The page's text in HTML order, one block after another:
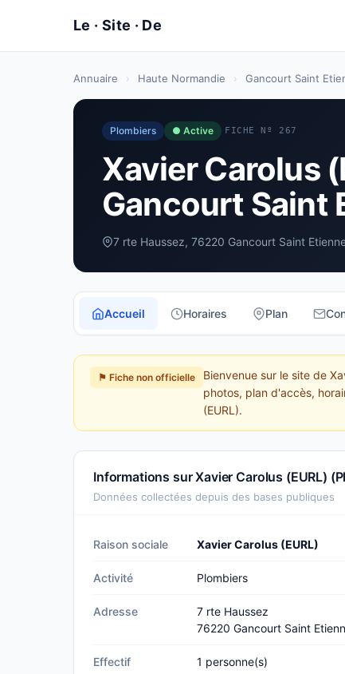
Annuaire › Haute Normandie › Gancourt Saint
Plombiers ● Active FICHE Nº 267
Xavier Carolus
Gancourt Saint
7 rte Haussez, 76220 Gancourt Saint
Accueil Horaires Plan
⚑ Fiche non officielle
Bienvenue sur le site de
photos, plan d'accès,
(EURL).
Informations sur Xavier Carolus (EURL)
Données collectées depuis des bases publiques
Raison sociale Xavier Carolus (EURL)
Activité Plombiers
Adresse
7 rte Haussez
76220 Gancourt Saint
Effectif 1 personne(s)